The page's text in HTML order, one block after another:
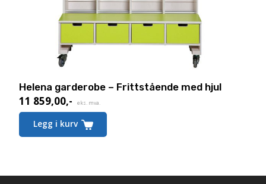
Helena garderobe – Frittstående med hjul
11 859,00,- eks. mva.
Legg i kurv
Dette
har